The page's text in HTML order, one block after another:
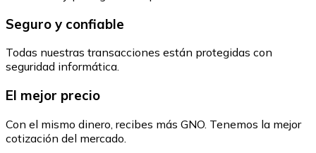
Seguro y confiable
Todas nuestras transacciones están protegidas con
seguridad informática.
El mejor precio
Con el mismo dinero, recibes más GNO. Tenemos la mejor
cotización del mercado.